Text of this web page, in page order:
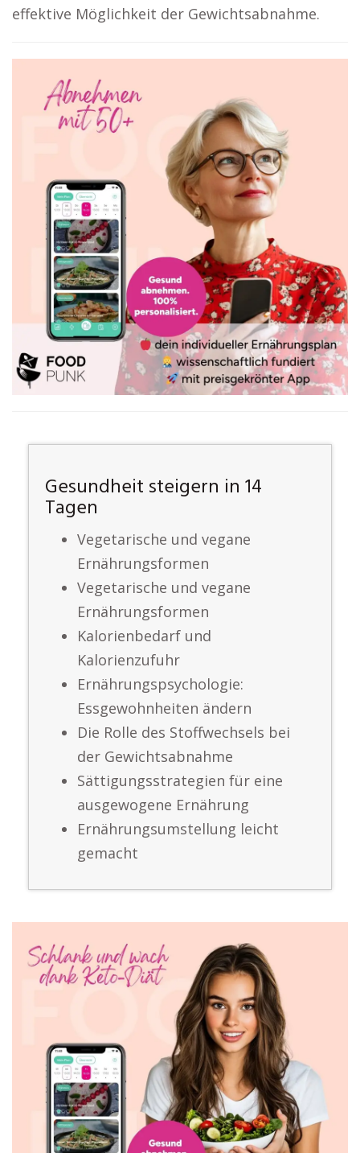
effektive Möglichkeit der Gewichtsabnahme.
Gesundheit steigern in 14
Tagen
Vegetarische und vegane
Ernährungsformen
Vegetarische und vegane
Ernährungsformen
Kalorienbedarf und
Kalorienzufuhr
Ernährungspsychologie:
Essgewohnheiten ändern
Die Rolle des Stoffwechsels bei
der Gewichtsabnahme
Sättigungsstrategien für eine
ausgewogene Ernährung
Ernährungsumstellung leicht
gemacht